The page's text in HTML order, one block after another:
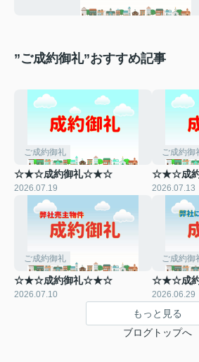
”ご成約御礼”おすすめ記事
ご成約御礼
☆★☆成約御礼☆★☆
2026.07.19
ご成約御
☆★☆成
2026.07.13
ご成約御礼
☆★☆成約御礼☆★☆
2026.07.10
ご成約御
☆★☆成
2026.06.29
もっと見る
ブログトップへ